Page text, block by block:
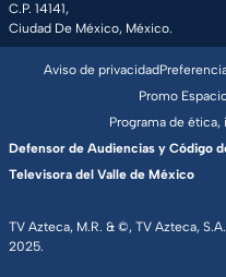
C.P. 14141,
Ciudad De México, México.
TV Azteca, M.R. & ©, TV Azteca,
2025.
Aviso de privacidad
Promo
Programa de
Defensor de Audiencias y Código
Televisora del Valle de México